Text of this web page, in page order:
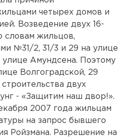
четырех домов и
Возведение двух 16-
словам жильцов,
№31/2, 31/3 и 29 на улице
Амундсена. Поэтому
Волгоградской, 29
двух
- «Защитим наш двор!».
2007 года жильцам
на запрос бывшего
Ройзмана. Разрешение на